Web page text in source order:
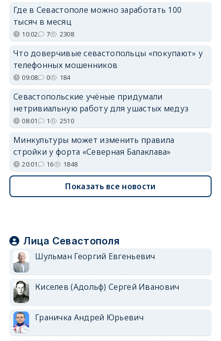
Где в Севастополе можно заработать 100
тысяч в месяц
10:02 7 2308
Что доверчивые севастопольцы «покупают» у
телефонных мошенников
09:08 0 184
Севастопольские учёные придумали
нетривиальную работу для ушастых медуз
08:01 1 2510
Минкультуры может изменить правила
стройки у форта «Северная Балаклава»
20:01 16 1848
Показать все новости
Лица Севастополя
Шульман Георгий Евгеньевич
Киселев (Адольф) Сергей Иванович
Граничка Андрей Юрьевич